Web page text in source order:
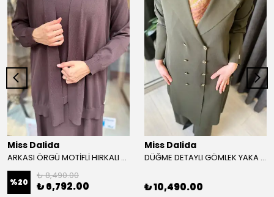
Miss Dalida
ARKASI ÖRGÜ MOTİFLİ HIRKALI TAKIM
%20
₺ 8,490.00
₺ 6,792.00
Miss Dalida
DÜĞME DETAYLI GÖMLEK YAKA TRİKO HIRKA
₺ 10,490.00